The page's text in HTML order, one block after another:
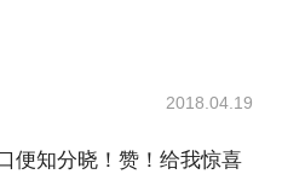
2018.04.19
便知分晓！赞！给我惊喜